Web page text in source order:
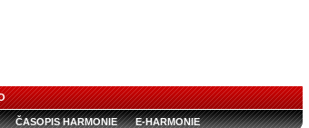
ČASOPIS HARMONIE E-HARMONIE